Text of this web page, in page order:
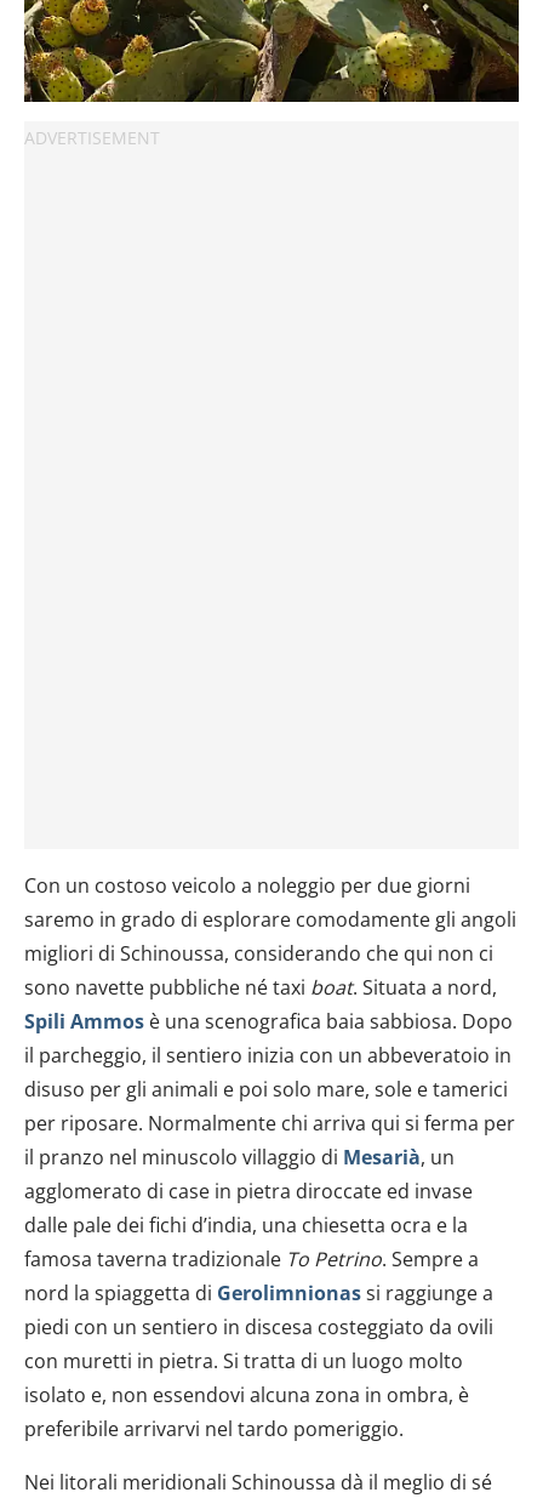
Con un costoso veicolo a noleggio per due giorni
saremo in grado di esplorare comodamente gli angoli
migliori di Schinoussa, considerando che qui non ci
sono navette pubbliche né taxi boat. Situata a nord,
Spili Ammos è una scenografica baia sabbiosa. Dopo
il parcheggio, il sentiero inizia con un abbeveratoio in
disuso per gli animali e poi solo mare, sole e tamerici
per riposare. Normalmente chi arriva qui si ferma per
il pranzo nel minuscolo villaggio di Mesarià, un
agglomerato di case in pietra diroccate ed invase
dalle pale dei fichi d’india, una chiesetta ocra e la
famosa taverna tradizionale To Petrino. Sempre a
nord la spiaggetta di Gerolimnionassi raggiunge a
piedi con un sentiero in discesa costeggiato da ovili
con muretti in pietra. Si tratta di un luogo molto
isolato e, non essendovi alcuna zona in ombra, è
preferibile arrivarvi nel tardo pomeriggio.
Nei litorali meridionali Schinoussa dà il meglio di sé